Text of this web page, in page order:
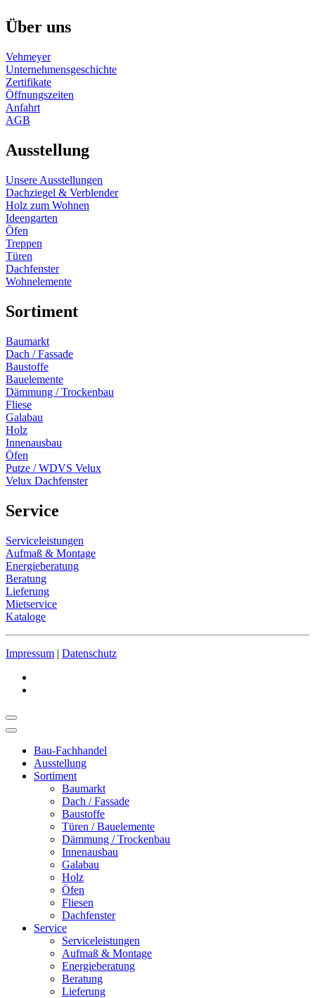
Über uns
Vehmeyer
Unternehmensgeschichte
Zertifikate
Öffnungszeiten
Anfahrt
AGB
Ausstellung
Unsere Ausstellungen
Dachziegel & Verblender
Holz zum Wohnen
Ideengarten
Öfen
Treppen
Türen
Dachfenster
Wohnelemente
Sortiment
Baumarkt
Dach / Fassade
Baustoffe
Bauelemente
Dämmung / Trockenbau
Fliese
Galabau
Holz
Innenausbau
Öfen
Putze / WDVS Velux
Velux Dachfenster
Service
Serviceleistungen
Aufmaß & Montage
Energieberatung
Beratung
Lieferung
Mietservice
Kataloge
Impressum | Datenschutz
Bau-Fachhandel
Ausstellung
Sortiment
Baumarkt
Dach / Fassade
Baustoffe
Türen / Bauelemente
Dämmung / Trockenbau
Innenausbau
Galabau
Holz
Öfen
Fliesen
Dachfenster
Service
Serviceleistungen
Aufmaß & Montage
Energieberatung
Beratung
Lieferung